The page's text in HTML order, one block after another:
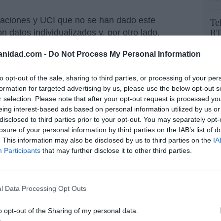
- Do Not Process My Personal Information
opt-out of the sale, sharing to third parties, or processing of your
for targeted advertising by us, please use the below opt-out
selection. Please note that after your opt-out request is processed
interest-based ads based on personal information utilized by us
to third parties prior to your opt-out. You may separately
of your personal information by third parties on the IAB’s list of
This information may also be disclosed by us to third parties on the
Participants that may further disclose it to other third parties.
Data Processing Opt Outs
opt-out of the Sharing of my personal data.
y UCI que no se han dado este
datos individualizados y, por otro lado,
todas las comunidades que son los que
pasando es que estamos recuperando toda
pero hay algunas comunidades que lo
pero en absoluto es por un
José Sierra.
del Centro de Coordinación de Alertas y
sobre la evolución de los datos, que
las etapas y vamos poco a poco llegando a
Hemos conseguido al menos por ahora
conseguido que los casos
lo suficiente para que el sistema
Y ahora tenemos que ir empezando a
mismo estamos terminando la fase dura de
la fase fácil en la que la única circunstancia
tu